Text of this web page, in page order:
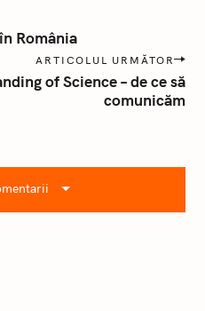
România
ARTICOLUL URMĂTOR
of Science – de ce să
comunicăm